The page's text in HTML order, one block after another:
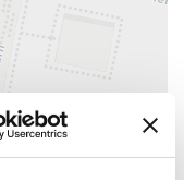
e il marito
non finiscono
stanze superiori, alla